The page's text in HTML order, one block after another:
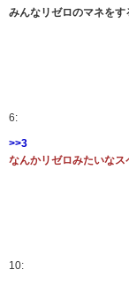
みんなリゼロのマネをす
6:
>>3
なんかリゼロみたいな
10: